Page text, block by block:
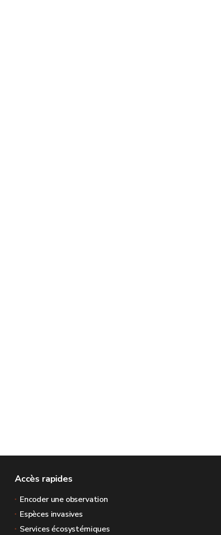
Accès rapides
Encoder une observation
Espèces invasives
Services écosystémiques